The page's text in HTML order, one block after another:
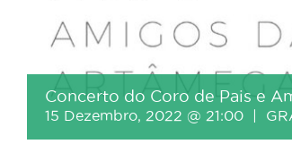
Concerto do Coro de Pais e
15 Dezembro, 2022 @ 21:00